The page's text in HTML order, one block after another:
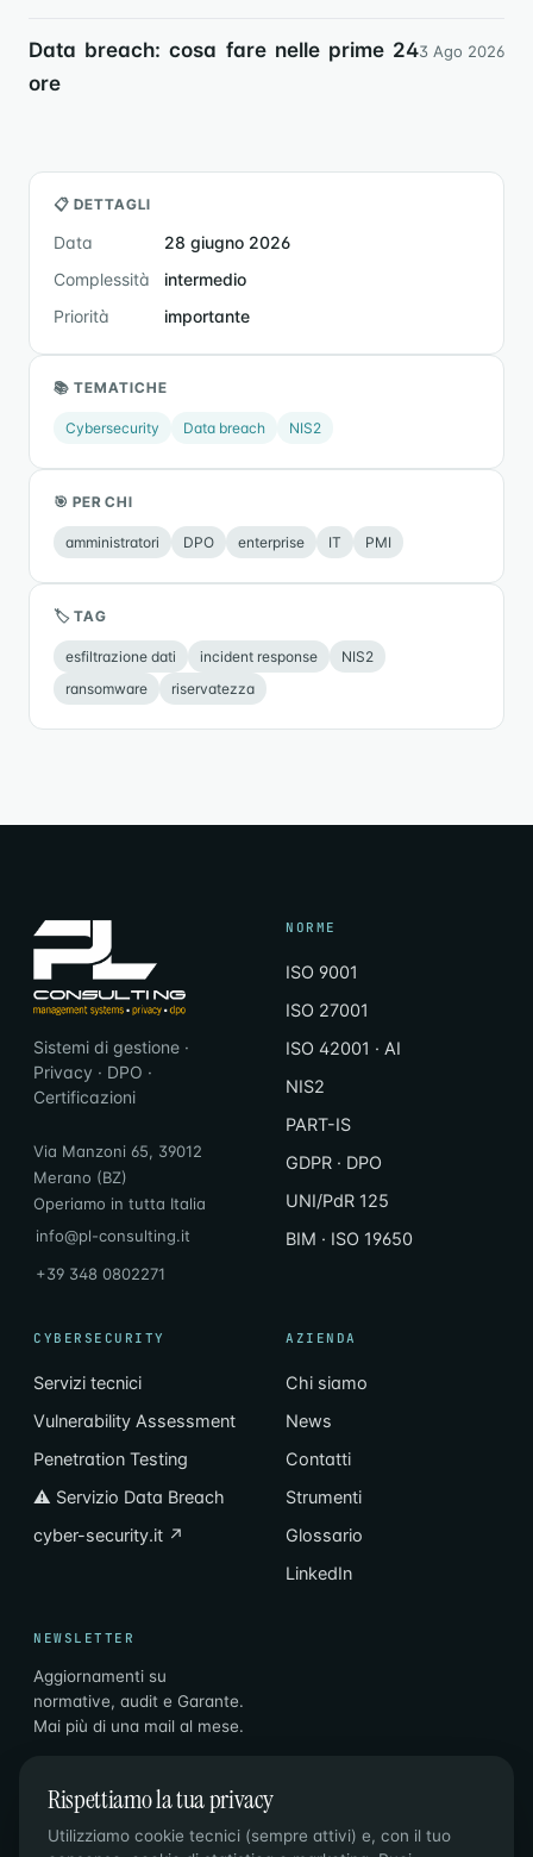
Data breach: cosa fare nelle prime 24
ore
3 Ago 2026
📋 DETTAGLI
Data
28 giugno 2026
Complessità
intermedio
Priorità
importante
📚 TEMATICHE
Cybersecurity Data breach NIS2
🎯 PER CHI
amministratori DPO enterprise IT PMI
🏷 TAG
esfiltrazione dati incident response
NIS2
ransomware
riservatezza
Sistemi di gestione ·
Privacy · DPO ·
Certificazioni
Via Manzoni 65, 39012
Merano (BZ)
Operiamo in tutta Italia
info@pl-consulting.it
+39 348 0802271
NORME
ISO 9001
ISO 27001
ISO 42001 · AI
NIS2
PART-IS
GDPR · DPO
UNI/PdR 125
BIM · ISO 19650
CYBERSECURITY
Servizi tecnici
Vulnerability Assessment
Penetration Testing
⚠ Servizio Data Breach
cyber-security.it ↗
AZIENDA
Chi siamo
News
Contatti
Strumenti
Glossario
LinkedIn
NEWSLETTER
Aggiornamenti su
normative, audit e Garante.
Mai più di una mail al mese.
Rispettiamo la tua privacy
Utilizziamo cookie tecnici (sempre attivi) e, con il tuo